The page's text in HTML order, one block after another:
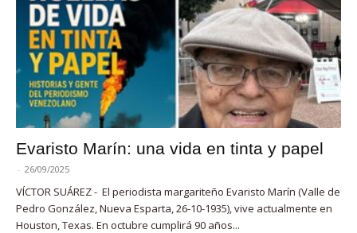
Evaristo Marín: una vida en tinta y papel
- 26/09/2025
VÍCTOR SUÁREZ - El periodista margariteño Evaristo Marín (Valle de
Pedro González, Nueva Esparta, 26-10-1935), vive actualmente en
Houston, Texas. En octubre cumplirá 90 años...